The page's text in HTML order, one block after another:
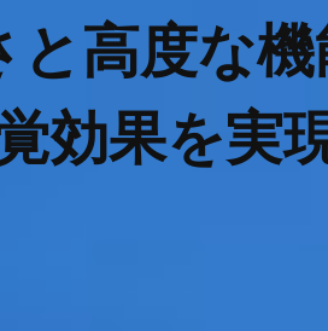
と高度な
効果を実